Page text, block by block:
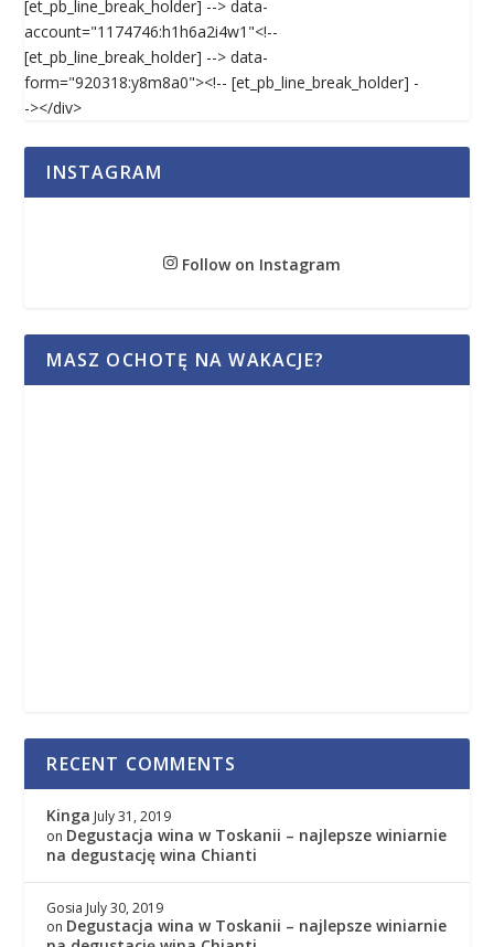
[et_pb_line_break_holder] --> data-
account="1174746:h1h6a2i4w1"<!--
[et_pb_line_break_holder] --> data-
form="920318:y8m8a0"><!-- [et_pb_line_break_holder] -
-></div>
INSTAGRAM
Follow on Instagram
MASZ OCHOTĘ NA WAKACJE?
RECENT COMMENTS
Kinga July 31, 2019
on Degustacja wina w Toskanii – najlepsze winiarnie
na degustację wina Chianti
Gosia July 30, 2019
on Degustacja wina w Toskanii – najlepsze winiarnie